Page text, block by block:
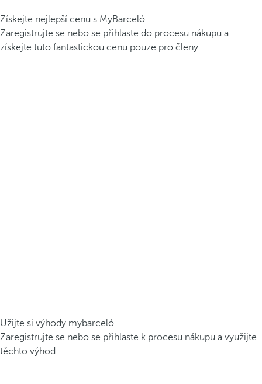
Získejte nejlepší cenu s MyBarceló
Zaregistrujte se nebo se přihlaste do procesu nákupu a
získejte tuto fantastickou cenu pouze pro členy.
Užijte si výhody mybarceló
Zaregistrujte se nebo se přihlaste k procesu nákupu a využijte
těchto výhod.